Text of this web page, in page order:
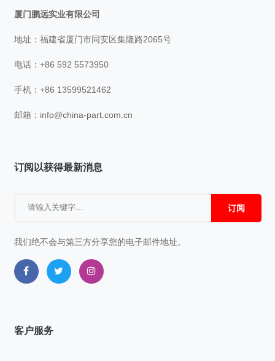
厦门鹏远实业有限公司
地址：福建省厦门市同安区集隆路2065号
电话：+86 592 5573950
手机：+86 13599521462
邮箱： info@china-part.com.cn
订阅以获得最新消息
订阅
我们绝不会与第三方分享您的电子邮件地址。
客户服务